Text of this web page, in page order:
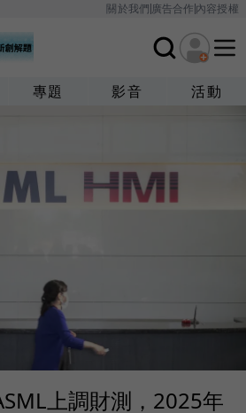
關於我們廣告合作內容授權
專題 影音 活動
上調財測，2025年